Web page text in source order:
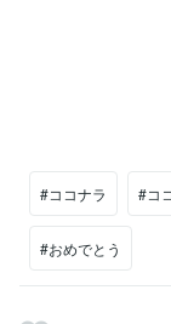
#ココナラ #コ
#おめでとう